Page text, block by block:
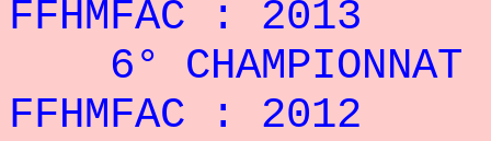
FFHMFAC : 2013
6° CHAMPIONNAT
FFHMFAC : 2012